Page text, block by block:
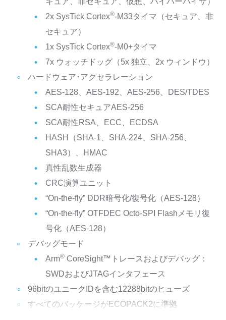
2x SysTick Cortex®-M33タイマ（セキュア、非
セキュア）
1x SysTick Cortex®-M0+タイマ
7x ウォッチドッグ（5x 独立、2x ウィンドウ）
ハードウェア･アクセラレーション
AES-128、AES-192、AES-256、DES/TDES
SCA耐性セキュアAES-256
SCA耐性RSA、ECC、ECDSA
HASH（SHA-1、SHA-224、SHA-256、
SHA3）、HMAC
真性乱数生成器
CRC演算ユニット
“On-the-fly” DDR暗号化/復号化（AES-128）
“On-the-fly” OTFDEC Octo-SPI Flashメモリ復
号化（AES-128）
デバッグモード
Arm®CoreSight™トレースおよびデバッグ：
SWDおよびJTAGインタフェース
96bitのユニークIDを含む12288bitのヒューズ
すべてのパッケージがECOPACK2に準拠